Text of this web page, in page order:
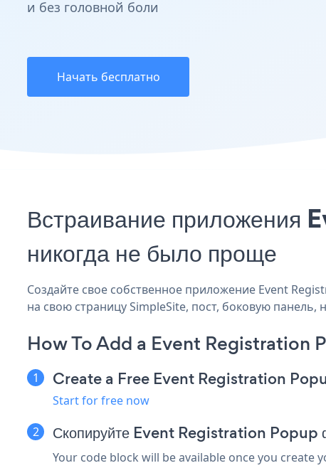
и без головной боли
Начать бесплатно
Встраивание
никогда не было проще
Создайте свое собственное приложение Event
на свою страницу SimpleSite, пост, боковую панель,
How To Add a Event Registration
Create a Free Event Registration
Start for free now
Скопируйте Event Registration Popup
Your code block will be available once you create